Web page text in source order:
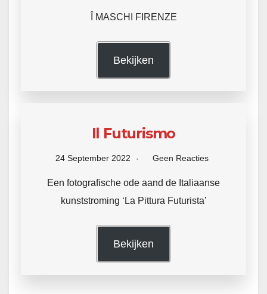
Î MASCHI FIRENZE
Bekijken
Il Futurismo
24 September 2022 Geen Reacties
Een fotografische ode aand de Italiaanse
kunststroming ‘La Pittura Futurista’
Bekijken